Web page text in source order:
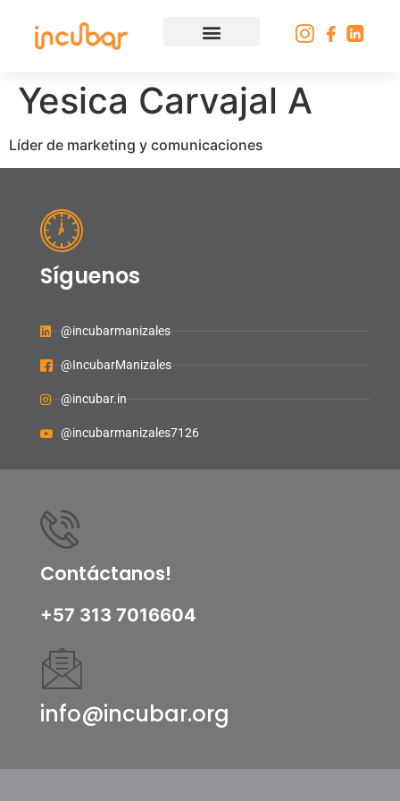
Yesica Carvajal A
Líder de marketing y comunicaciones
Síguenos
@incubarmanizales
@IncubarManizales
@incubar.in
@incubarmanizales7126
Contáctanos!
+57 313 7016604
info@incubar.org